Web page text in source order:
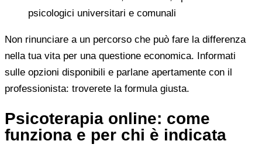
psicologici universitari e comunali
Non rinunciare a un percorso che può fare la differenza
nella tua vita per una questione economica. Informati
sulle opzioni disponibili e parlane apertamente con il
professionista: troverete la formula giusta.
Psicoterapia online: come
funziona e per chi è indicata